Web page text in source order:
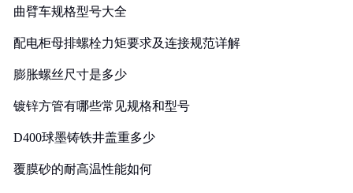
曲臂车规格型号大全
配电柜母排螺栓力矩要求及连接规范详解
膨胀螺丝尺寸是多少
镀锌方管有哪些常见规格和型号
D400球墨铸铁井盖重多少
覆膜砂的耐高温性能如何